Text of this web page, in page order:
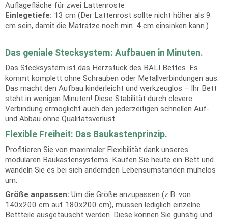
Auflagefläche für zwei Lattenroste
Einlegetiefe: 13 cm (Der Lattenrost sollte nicht höher als 9
cm sein, damit die Matratze noch min. 4 cm einsinken kann.)
Das geniale Stecksystem: Aufbauen in Minuten.
Das Stecksystem ist das Herzstück des BALI Bettes. Es
kommt komplett ohne Schrauben oder Metallverbindungen aus.
Das macht den Aufbau kinderleicht und werkzeuglos – Ihr Bett
steht in wenigen Minuten! Diese Stabilität durch clevere
Verbindung ermöglicht auch den jederzeitigen schnellen Auf-
und Abbau ohne Qualitätsverlust.
Flexible Freiheit: Das Baukastenprinzip.
Profitieren Sie von maximaler Flexibilität dank unseres
modularen Baukastensystems. Kaufen Sie heute ein Bett und
wandeln Sie es bei sich ändernden Lebensumständen mühelos
um:
Größe anpassen: Um die Größe anzupassen (z.B. von
140x200 cm auf 180x200 cm), müssen lediglich einzelne
Bettteile ausgetauscht werden. Diese können Sie günstig und